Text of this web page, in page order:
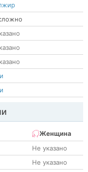
Женщина
Не указано
Не указано